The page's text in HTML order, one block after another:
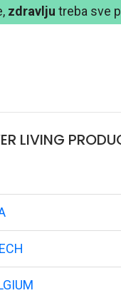
zdravlju treba sve
LIVING